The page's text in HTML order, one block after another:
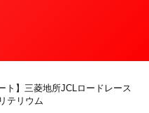
ト】三菱地所JCLロードレース
テリウム